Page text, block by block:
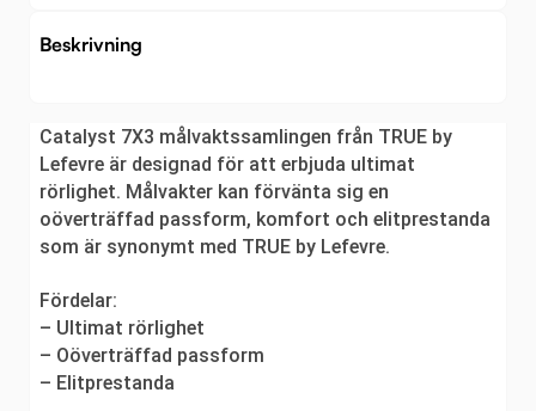
Beskrivning
Catalyst 7X3 målvaktssamlingen från TRUE by
Lefevre är designad för att erbjuda ultimat
rörlighet. Målvakter kan förvänta sig en
oöverträffad passform, komfort och elitprestanda
som är synonymt med TRUE by Lefevre.
Fördelar:
– Ultimat rörlighet
– Oöverträffad passform
– Elitprestanda